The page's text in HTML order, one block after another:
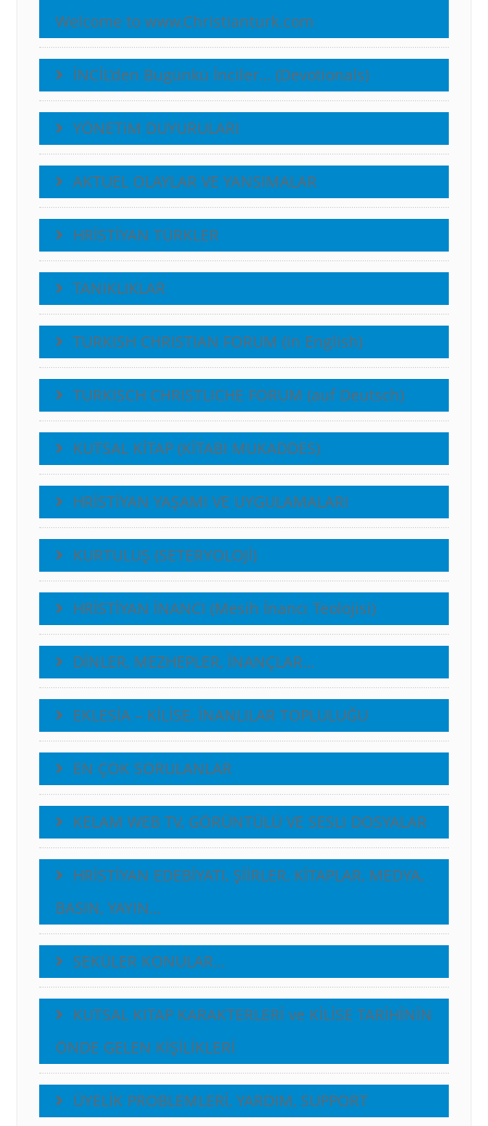
Welcome to www.Christianturk.com
İNCİL’den Bugünkü İnciler… (Devotionals)
YÖNETiM DUYURULARI
AKTUEL OLAYLAR VE YANSIMALAR
HRİSTİYAN TÜRKLER
TANIKLIKLAR
TURKISH CHRISTIAN FORUM (in English)
TURKISCH CHRISTLICHE FORUM (auf Deutsch)
KUTSAL KİTAP (KİTABI MUKADDES)
HRİSTİYAN YAŞAMI VE UYGULAMALARI
KURTULUŞ (SETERYOLOJİ)
HRİSTİYAN İNANCI (Mesih İnancı Teolojisi)
DİNLER, MEZHEPLER, İNANÇLAR…
EKLESİA – KİLİSE, İNANLILAR TOPLULUĞU
EN ÇOK SORULANLAR
KELAM WEB TV, GÖRÜNTÜLÜ VE SESLI DOSYALAR
HRİSTİYAN EDEBİYATI, ŞİİRLER, KİTAPLAR, MEDYA,
BASIN, YAYIN…
SEKÜLER KONULAR…
KUTSAL KITAP KARAKTERLERİ ve KİLİSE TARİHİNİN
ÖNDE GELEN KİŞİLİKLERİ
ÜYELİK PROBLEMLERİ, YARDIM, SUPPORT